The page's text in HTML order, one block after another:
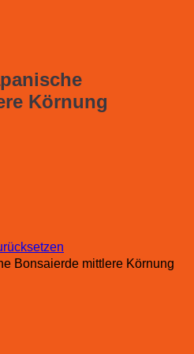
Körnung
Bonsaierde mittlere Körnung